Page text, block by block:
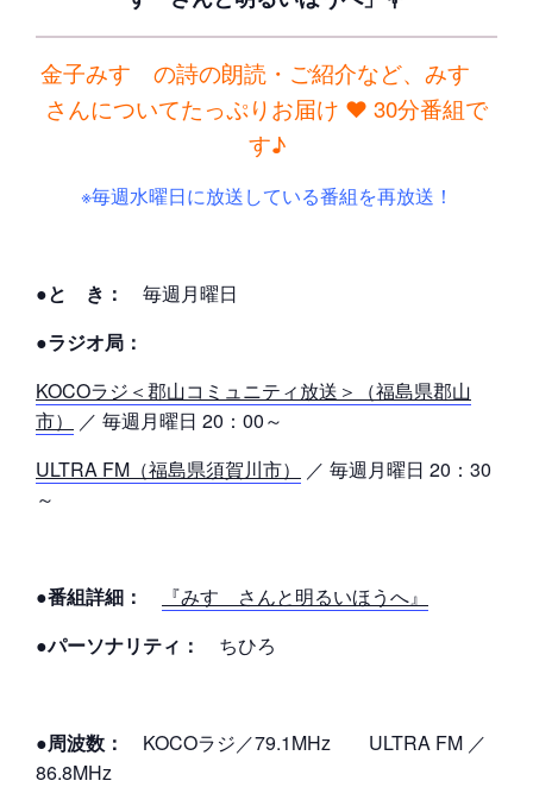
金子みすゞの詩の朗読・ご紹介など、みすゞ
さんについてたっぷりお届け ❤ 30分番組で
す♪
※毎週水曜日に放送している番組を再放送！
●と き：
毎週月曜日
●ラジオ局：
KOCOラジ＜郡山コミュニティ放送＞（福島県郡山
市）
／ 毎週月曜日 20：00～
ULTRA FM（福島県須賀川市）
／ 毎週月曜日 20：30
～
●番組詳細：
『みすゞさんと明るいほうへ』
●パーソナリティ：
ちひろ
●周波数：
KOCOラジ／79.1MHz ULTRA FM ／
86.8MHz